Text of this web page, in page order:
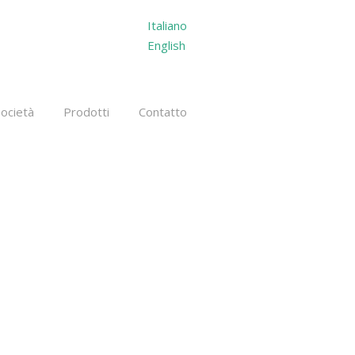
Italiano
English
Prodotti Contatto